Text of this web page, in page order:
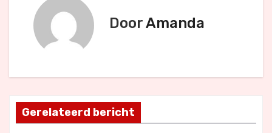
h
t
DoorAmanda
Gerelateerd bericht